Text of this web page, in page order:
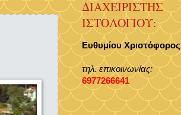
ΔΙΑΧΕΙΡΙΣΤΗΣ
ΙΣΤΟΛΟΓΙΟΥ:
Ευθυμίου Χριστόφορος
τηλ. επικοινωνίας:
6977266641